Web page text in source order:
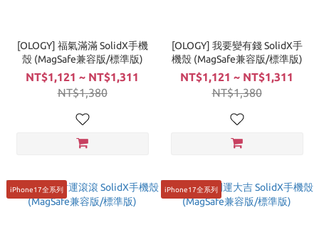
[OLOGY] 福氣滿滿 SolidX手機
殼 (MagSafe兼容版/標準版)
NT$1,121 ~ NT$1,311
NT$1,380
[OLOGY] 我要變有錢 SolidX手
機殼 (MagSafe兼容版/標準版)
NT$1,121 ~ NT$1,311
NT$1,380
iPhone17全系列 iPhone17全系列